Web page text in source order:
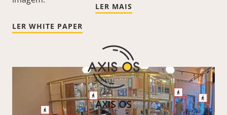
LER WHITE PAPER
LER MAIS
AXIS OS